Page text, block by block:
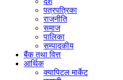
पत्रपत्रिका
राजनीति
समाज
पालिका
सम्पादकीय
बैंक तथा वित्त
आर्थिक
क्यापिटल मार्केट